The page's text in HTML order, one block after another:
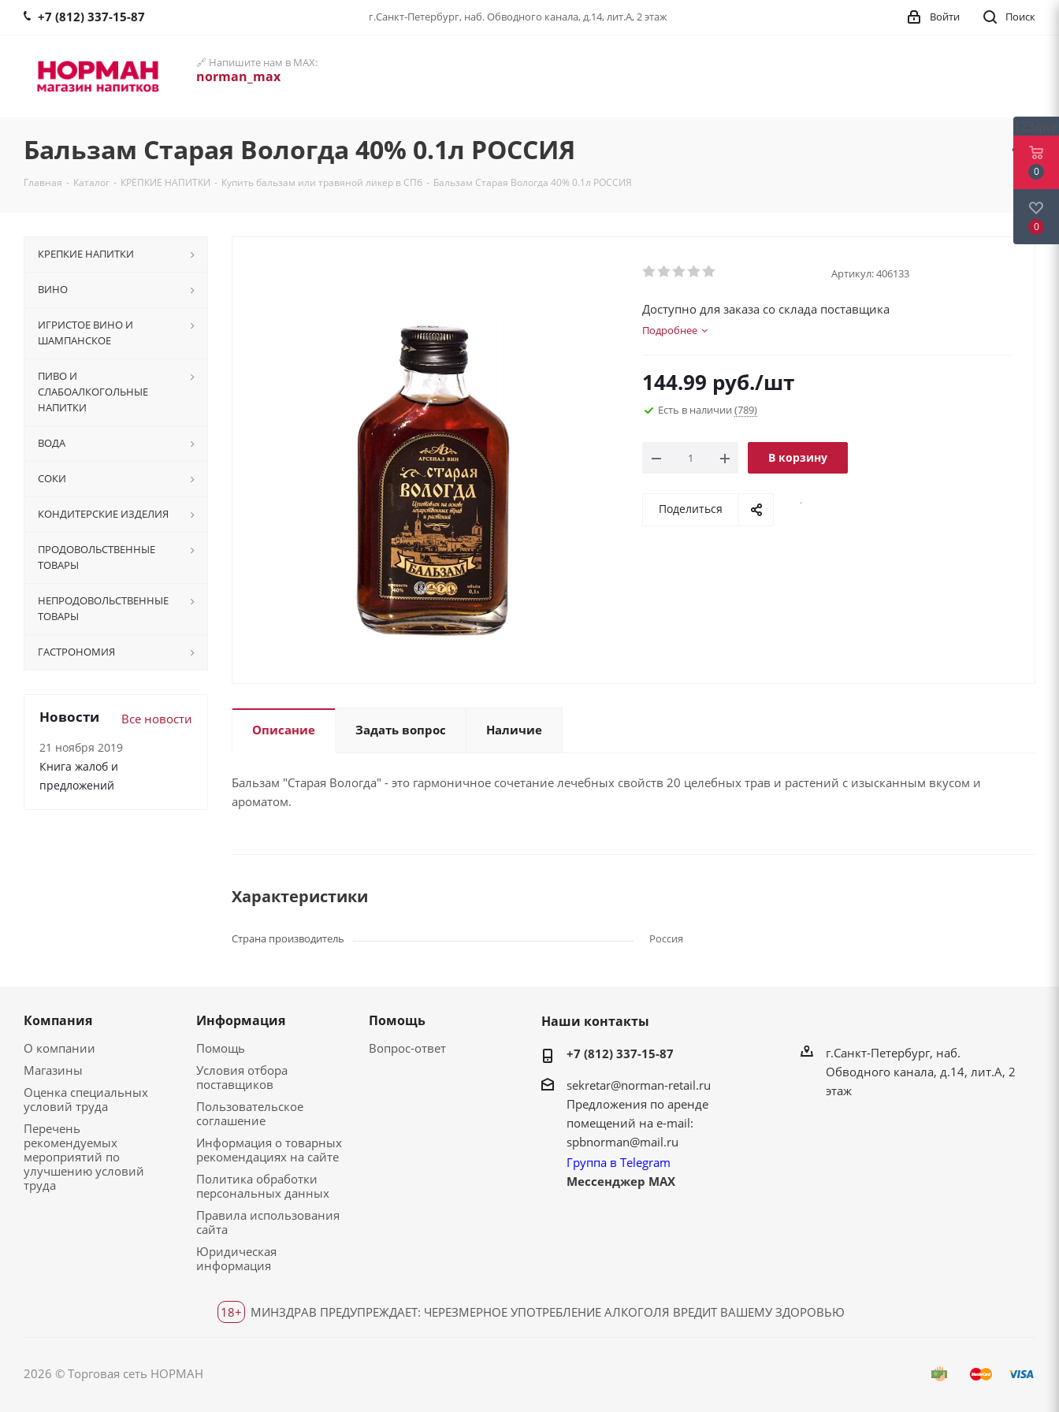
+7 (812) 337-15-87 г.Санкт-Петербург, наб. Обводного канала, д.14, лит.А, 2 этаж Поиск
Войти
🔗 Напишите нам в MAX:
norman_max
Бальзам Старая Вологда 40% 0.1л РОССИЯ
Главная - Каталог - КРЕПКИЕ НАПИТКИ - Купить бальзам или травяной ликер в СПб - Бальзам Старая Вологда 40% 0.1л РОССИЯ
Артикул:406133
Доступно для заказа со склада поставщика
Подробнее
144.99 руб./шт
Есть в наличии (789)
В корзину
Поделиться
.
Описание Задать вопрос Наличие
Бальзам "Старая Вологда" - это гармоничное сочетание лечебных свойств 20 целебных трав и растений с изысканным вкусом и
ароматом.
Характеристики
Страна производитель Россия
КРЕПКИЕ НАПИТКИ
ВИНО
ИГРИСТОЕ ВИНО И
ШАМПАНСКОЕ
ПИВО И
СЛАБОАЛКОГОЛЬНЫЕ
НАПИТКИ
ВОДА
СОКИ
КОНДИТЕРСКИЕ ИЗДЕЛИЯ
ПРОДОВОЛЬСТВЕННЫЕ
ТОВАРЫ
НЕПРОДОВОЛЬСТВЕННЫЕ
ТОВАРЫ
ГАСТРОНОМИЯ
Новости Все новости
21 ноября 2019
Книга жалоб и
предложений
Компания
О компании
Магазины
Оценка специальных
условий труда
Перечень
рекомендуемых
мероприятий по
улучшению условий
труда
Информация
Помощь
Условия отбора
поставщиков
Пользовательское
соглашение
Информация о товарных
рекомендациях на сайте
Политика обработки
персональных данных
Правила использования
сайта
Юридическая
информация
Помощь
Вопрос-ответ
Наши контакты
+7 (812) 337-15-87
sekretar@norman-retail.ru
Предложения по аренде
помещений на e-mail:
spbnorman@mail.ru
Группа в Telegram
Мессенджер MAX
г.Санкт-Петербург, наб.
Обводного канала, д.14, лит.А, 2
этаж
18+ МИНЗДРАВ ПРЕДУПРЕЖДАЕТ: ЧЕРЕЗМЕРНОЕ УПОТРЕБЛЕНИЕ АЛКОГОЛЯ ВРЕДИТ ВАШЕМУ ЗДОРОВЬЮ
2026 © Торговая сеть НОРМАН
0
0